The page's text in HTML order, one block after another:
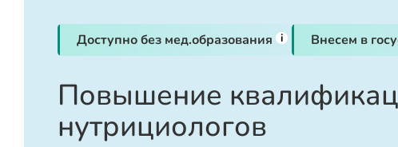
Доступно без мед.образования i Внесем в
Повышение
нутрициологов